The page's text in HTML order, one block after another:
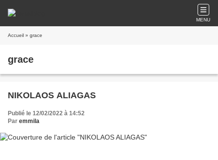
MENU
Accueil » grace
grace
NIKOLAOS ALIAGAS
Publié le 12/02/2022 à 14:52
Par emmila